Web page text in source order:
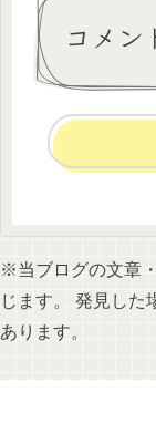
コメン
※当ブログの文章
じます。 発見した
あります。